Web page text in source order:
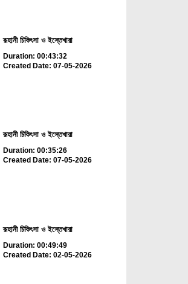
রূহানী চিকিৎসা ও ইস্তেখারা
Duration: 00:43:32
Created Date: 07-05-2026
রূহানী চিকিৎসা ও ইস্তেখারা
Duration: 00:35:26
Created Date: 07-05-2026
রূহানী চিকিৎসা ও ইস্তেখারা
Duration: 00:49:49
Created Date: 02-05-2026